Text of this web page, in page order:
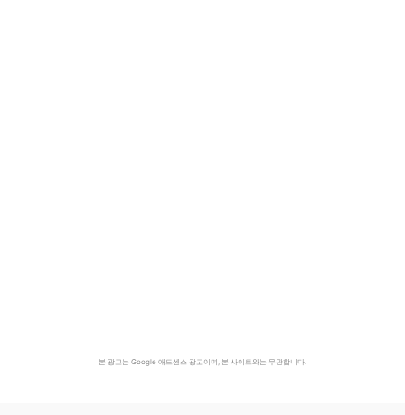
본 광고는 Google 애드센스 광고이며, 본 사이트와는 무관합니다.